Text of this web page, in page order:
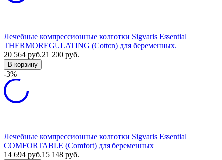
Лечебные компрессионные колготки Sigvaris Essential
THERMOREGULATING (Cotton) для беременных.
20 564 руб.21 200 руб.
В корзину
-3%
Лечебные компрессионные колготки Sigvaris Essential
COMFORTABLE (Comfort) для беременных
14 694 руб.15 148 руб.